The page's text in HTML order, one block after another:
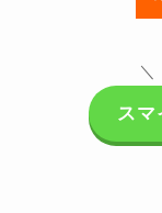
ス